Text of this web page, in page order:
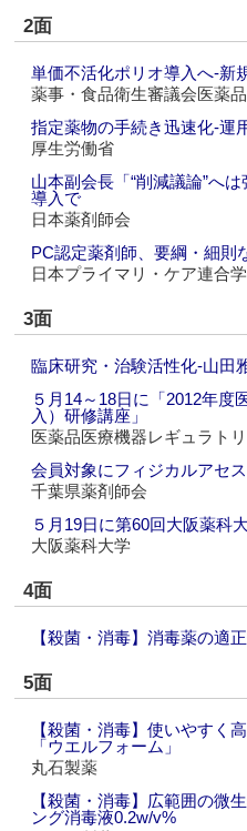
2面
単価不活化ポリオ導入へ‐新
薬事・食品衛生審議会医薬
指定薬物の手続き迅速化‐運
厚生労働省
山本副会長「“削減議論”へ
導入で
日本薬剤師会
PC認定薬剤師、要綱・細則
日本プライマリ・ケア連合
3面
臨床研究・治験活性化‐山田
５月14～18日に「2012年度
入）研修講座」
医薬品医療機器レギュラト
会員対象にフィジカルアセ
千葉県薬剤師会
５月19日に第60回大阪薬科
大阪薬科大学
4面
【殺菌・消毒】消毒薬の適
5面
【殺菌・消毒】使いやすく
「ウエルフォーム」
丸石製薬
【殺菌・消毒】広範囲の微
ング消毒液0.2w/v%